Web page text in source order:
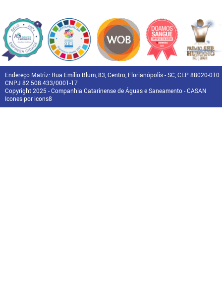
Endereço Matriz: Rua Emílio Blum, 83, Centro, Florianópolis - SC, CEP 88020-010
CNPJ 82.508.433/0001-17
Copyright 2025 - Companhia Catarinense de Águas e Saneamento - CASAN
Icones por icons8